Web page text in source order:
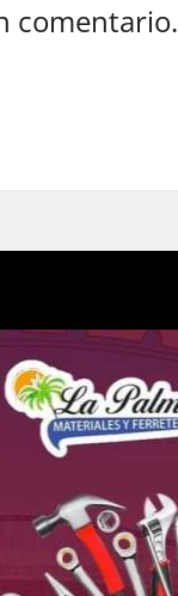
comentario.